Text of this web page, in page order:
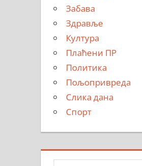
Забава
Здравље
Култура
Плаћени ПР
Политика
Пољопривреда
Слика дана
Спорт